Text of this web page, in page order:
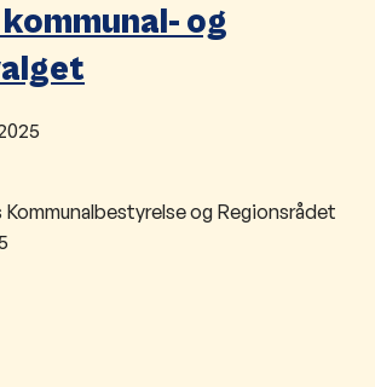
og
Kommunalbestyrelse og Regionsrådet